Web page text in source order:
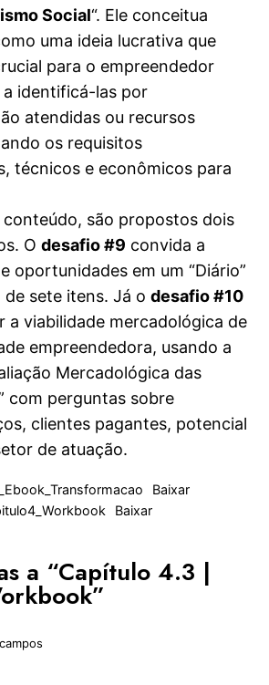
de negócios no
social
Visualização
de negócios no
social
Visualização
e Workbook Visualização
de mercado no
social
jurídica no
social
Visualização
jurídica no
social
Visualização
e workbook Visualização
de mercado no
social
Visualização
um
O caso Viviane
social: O caso Viviane
social: O caso Viviane
jurídica no
social
Social“. Ele conceitua
uma ideia lucrativa que
para o empreendedor
a identificá-las por
atendidas ou recursos
os requisitos
técnicos e econômicos para
são propostos dois
O desafio #9 convida a
oportunidades em um “Diário”
sete itens. Já o desafio #10
a viabilidade mercadológica de
empreendedora, usando a
Mercadológica das
com perguntas sobre
clientes pagantes, potencial
de atuação.
Baixar
Baixar
a “Capítulo 4.3 |